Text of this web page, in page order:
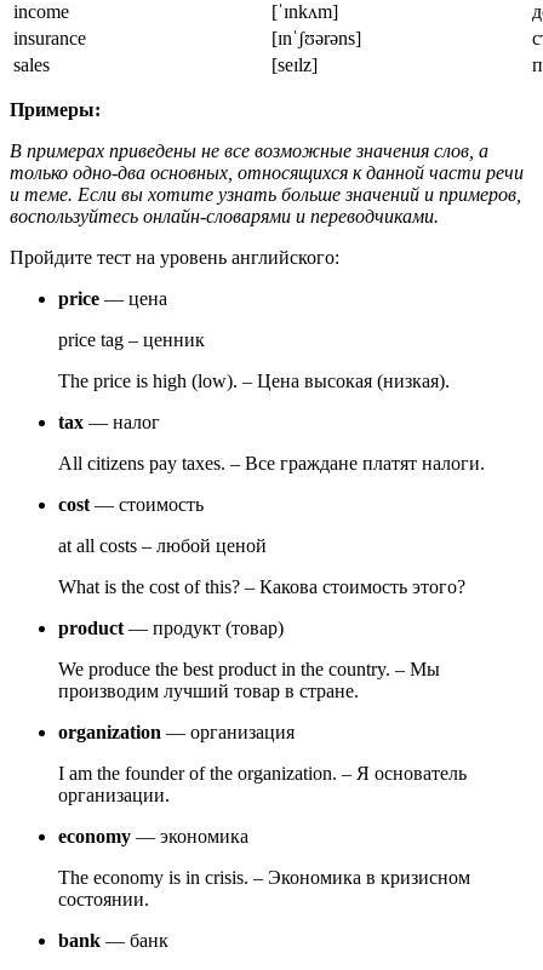
income
[ˈɪnkʌm]
insurance
[ɪnˈʃʊərəns]
sales
[seɪlz]
Примеры:
В примерах приведены не все возможные значения слов, а
только одно-два основных, относящихся к данной части речи
и теме. Если вы хотите узнать больше значений и примеров,
воспользуйтесь онлайн-словарями и переводчиками.
Пройдите тест на уровень английского:
price — цена
price tag – ценник
The price is high (low). – Цена высокая (низкая).
tax — налог
All citizens pay taxes. – Все граждане платят налоги.
cost— стоимость
at all costs – любой ценой
What is the cost of this? – Какова стоимость этого?
product— продукт (товар)
We produce the best product in the country. – Мы
производим лучший товар в стране.
organization — организация
I am the founder of the organization. – Я основатель
организации.
economy — экономика
The economy is in crisis. – Экономика в кризисном
состоянии.
bank — банк